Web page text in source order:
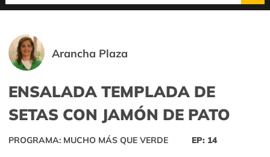
Arancha Plaza
ENSALADA TEMPLADA DE
SETAS CON JAMÓN DE PATO
PROGRAMA: MUCHO MÁS QUE VERDE EP: 14